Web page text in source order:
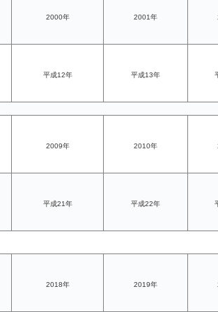
2000年 2001年
平成12年 平成13年
2009年 2010年
平成21年 平成22年
2018年 2019年